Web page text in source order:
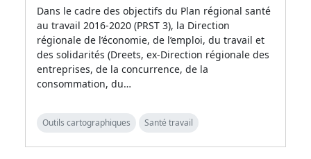
Dans le cadre des objectifs du Plan régional santé
au travail 2016-2020 (PRST 3), la Direction
régionale de l’économie, de l’emploi, du travail et
des solidarités (Dreets, ex-Direction régionale des
entreprises, de la concurrence, de la
consommation, du…
Outils cartographiques Santé travail